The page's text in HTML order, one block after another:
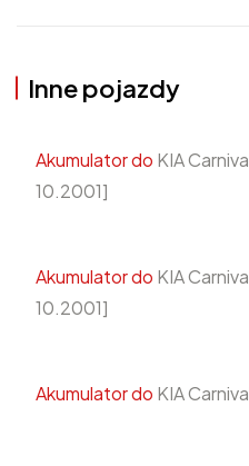
Inne pojazdy
Akumulator do KIA
10.2001]
Akumulator do KIA
10.2001]
Akumulator do KIA